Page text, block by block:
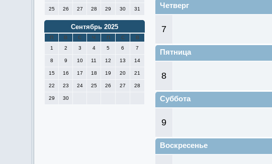
25 26 27 28 29 30 31
Сентябрь 2025
П В С Ч П С
В
1
2 3 4 5 6 7
8 9 10 11 12 13 14
15 16 17 18 19 20 21
22 23 24 25 26 27 28
29 30
Четверг
7
Пятница
8
Суббота
9
Воскресенье